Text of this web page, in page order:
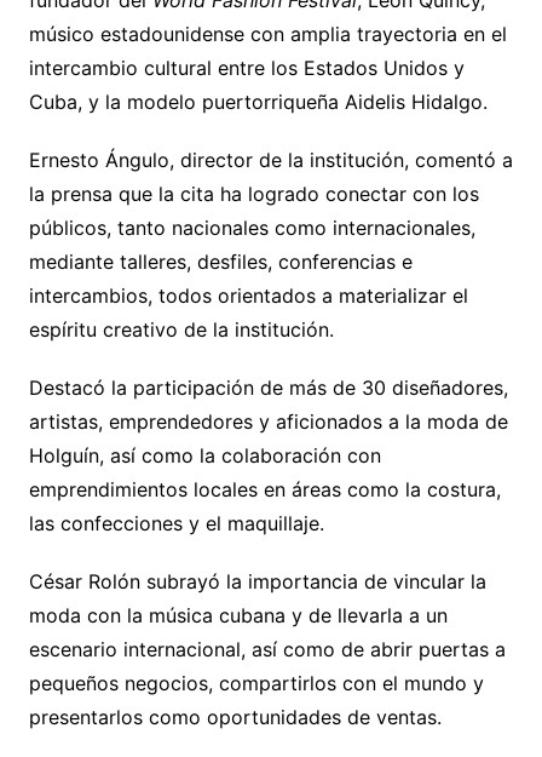
músico estadounidense con amplia trayectoria en el
intercambio cultural entre los Estados Unidos y
Cuba, y la modelo puertorriqueña Aidelis Hidalgo.
Ernesto Ángulo, director de la institución, comentó a
la prensa que la cita ha logrado conectar con los
públicos, tanto nacionales como internacionales,
mediante talleres, desfiles, conferencias e
intercambios, todos orientados a materializar el
espíritu creativo de la institución.
Destacó la participación de más de 30 diseñadores,
artistas, emprendedores y aficionados a la moda de
Holguín, así como la colaboración con
emprendimientos locales en áreas como la costura,
las confecciones y el maquillaje.
César Rolón subrayó la importancia de vincular la
moda con la música cubana y de llevarla a un
escenario internacional, así como de abrir puertas a
pequeños negocios, compartirlos con el mundo y
presentarlos como oportunidades de ventas.